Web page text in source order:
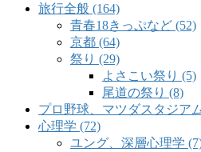
旅行全般 (164)
青春18きっぷなど (52)
京都 (64)
祭り (29)
よさこい祭り (5)
尾道の祭り (8)
プロ野球、マツダスタジア
心理学 (72)
ユング、深層心理学